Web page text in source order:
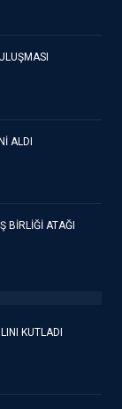
ALDI
BİRLİĞİ ATAĞI
KUTLADI